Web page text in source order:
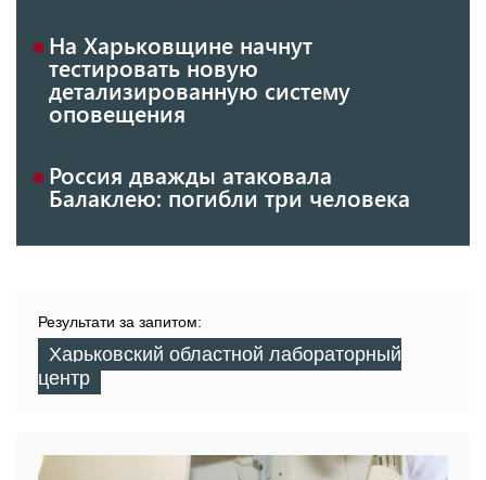
На Харьковщине начнут
тестировать новую
детализированную систему
оповещения
Россия дважды атаковала
Балаклею: погибли три человека
Результати за запитом:
Харьковский областной лабораторный
центр